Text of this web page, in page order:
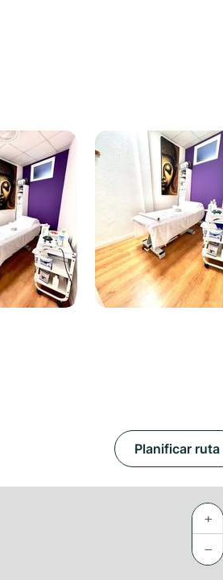
Planificar ruta
+
−